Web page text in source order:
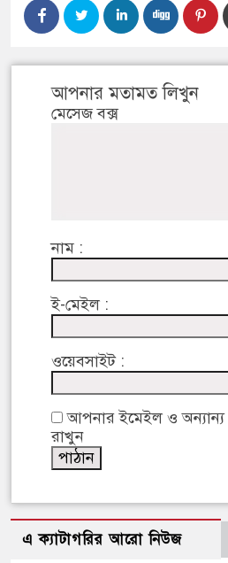
আপনার মতামত লিখুন
মেসেজ বক্স
নাম :
ই-মেইল :
ওয়েবসাইট :
আপনার ইমেইল ও অন্যান্য
রাখুন
এ ক্যাটাগরির আরো নিউজ